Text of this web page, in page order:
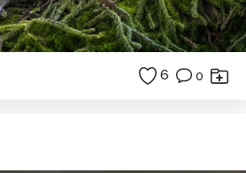
6 0